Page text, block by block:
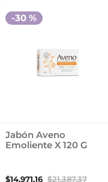
Jabón Aveno
Emoliente X 120 G
$14.971,16 $21.387,37
-30 %